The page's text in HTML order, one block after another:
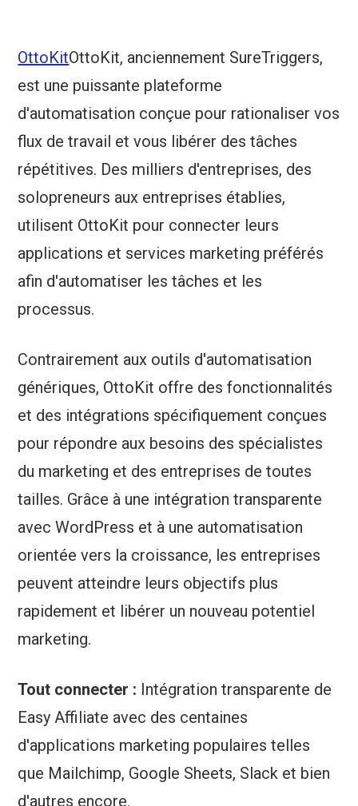
OttoKitOttoKit, anciennement SureTriggers,
est une puissante plateforme
d'automatisation conçue pour rationaliser vos
flux de travail et vous libérer des tâches
répétitives. Des milliers d'entreprises, des
solopreneurs aux entreprises établies,
utilisent OttoKit pour connecter leurs
applications et services marketing préférés
afin d'automatiser les tâches et les
processus.
Contrairement aux outils d'automatisation
génériques, OttoKit offre des fonctionnalités
et des intégrations spécifiquement conçues
pour répondre aux besoins des spécialistes
du marketing et des entreprises de toutes
tailles. Grâce à une intégration transparente
avec WordPress et à une automatisation
orientée vers la croissance, les entreprises
peuvent atteindre leurs objectifs plus
rapidement et libérer un nouveau potentiel
marketing.
Tout connecter : Intégration transparente de
Easy Affiliate avec des centaines
d'applications marketing populaires telles
que Mailchimp, Google Sheets, Slack et bien
d'autres encore.